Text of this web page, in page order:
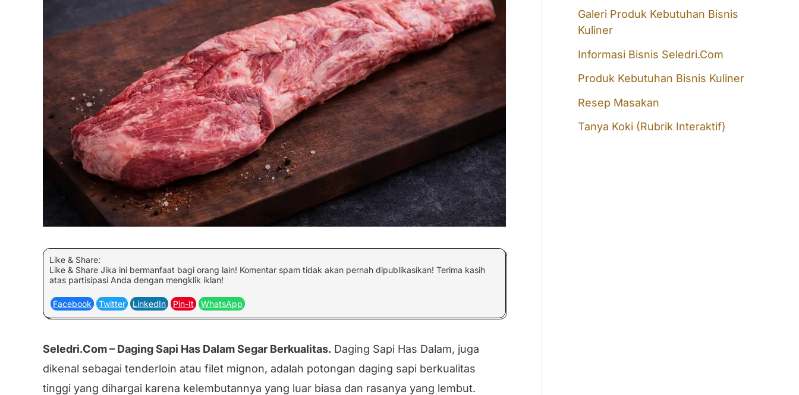
Like & Share:
Like & Share Jika ini bermanfaat bagi orang lain! Komentar spam tidak akan pernah dipublikasikan! Terima kasih
atas partisipasi Anda dengan mengklik iklan!
Facebook Twitter LinkedIn Pin-It WhatsApp
Seledri.Com – Daging Sapi Has Dalam Segar Berkualitas. Daging Sapi Has Dalam, juga
dikenal sebagai tenderloin atau filet mignon, adalah potongan daging sapi berkualitas
tinggi yang dihargai karena kelembutannya yang luar biasa dan rasanya yang lembut.
f
o
r
:
Galeri Produk Kebutuhan Bisnis
Kuliner
Informasi Bisnis Seledri.Com
Produk Kebutuhan Bisnis Kuliner
Resep Masakan
Tanya Koki (Rubrik Interaktif)